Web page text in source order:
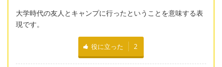
大学時代の友人とキャンプに行ったということを意味する表
現です。
役に立った 2